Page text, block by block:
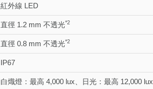
紅外線 LED
直徑 1.2 mm 不透光*2
直徑 0.8 mm 不透光*2
IP67
白熾燈：最高 4,000 lux、日光：最高 12,000 lux